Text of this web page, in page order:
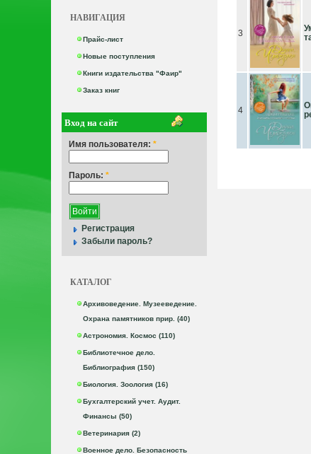
НАВИГАЦИЯ
Прайс-лист
Новые поступления
Книги издательства "Фаир"
Заказ книг
Вход на сайт
Имя пользователя: *
Пароль: *
Регистрация
Забыли пароль?
КАТАЛОГ
Архивоведение. Музееведение.
Охрана памятников прир. (40)
Астрономия. Космос (110)
Библиотечное дело.
Библиография (150)
Биология. Зоология (16)
Бухгалтерский учет. Аудит.
Финансы (50)
Ветеринария (2)
Военное дело. Безопасность
3
4